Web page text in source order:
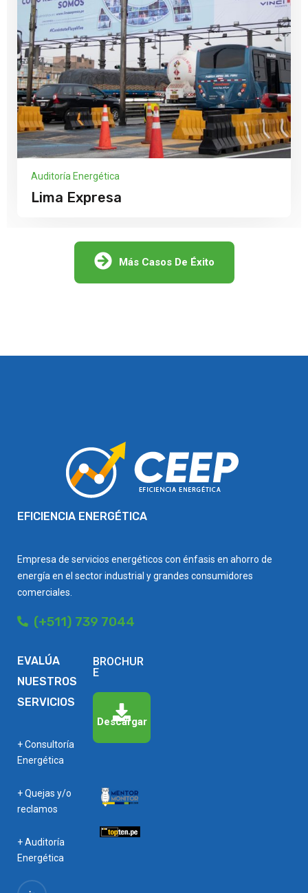
Auditoría Energética
Lima Expresa
Más Casos De Éxito
EFICIENCIA ENERGÉTICA
Empresa de servicios energéticos con énfasis en ahorro de
energía en el sector industrial y grandes consumidores
comerciales.
(+511) 739 7044
EVALÚA
NUESTROS
SERVICIOS
+ Consultoría
Energética
+ Quejas y/o
reclamos
+ Auditoría
Energética
BROCHUR
E
Descargar